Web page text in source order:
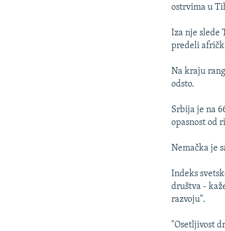
ostrvima u
Iza nje slede
predeli
Na kraju
odsto.
Srbija je na
opasnost od
Nemačka je
Indeks
društva -
razvoju".
"Osetljivost